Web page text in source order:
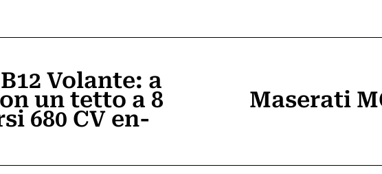
Volante: a
un tetto a 8
680 CV en-
Prossimo
Maserati